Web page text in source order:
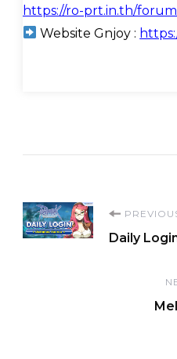
https://ro-prt.in.th/
Website Gnjoy :
Post
Daily